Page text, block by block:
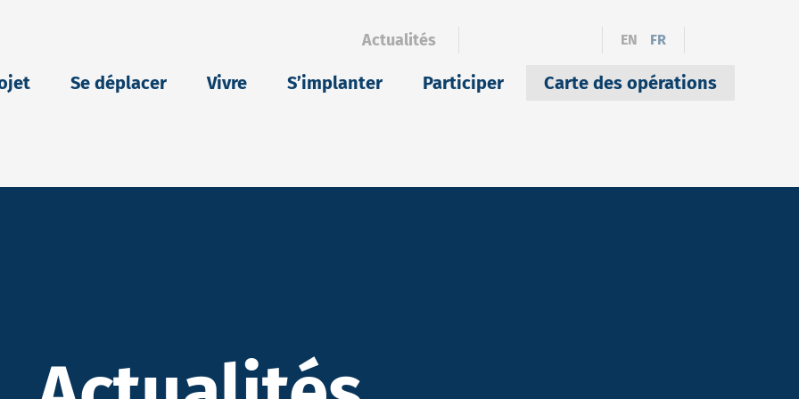
Actualités EN FR
Se déplacer Vivre S’implanter Participer Carte des opérations